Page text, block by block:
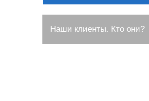
Наши клиенты. Кто они?